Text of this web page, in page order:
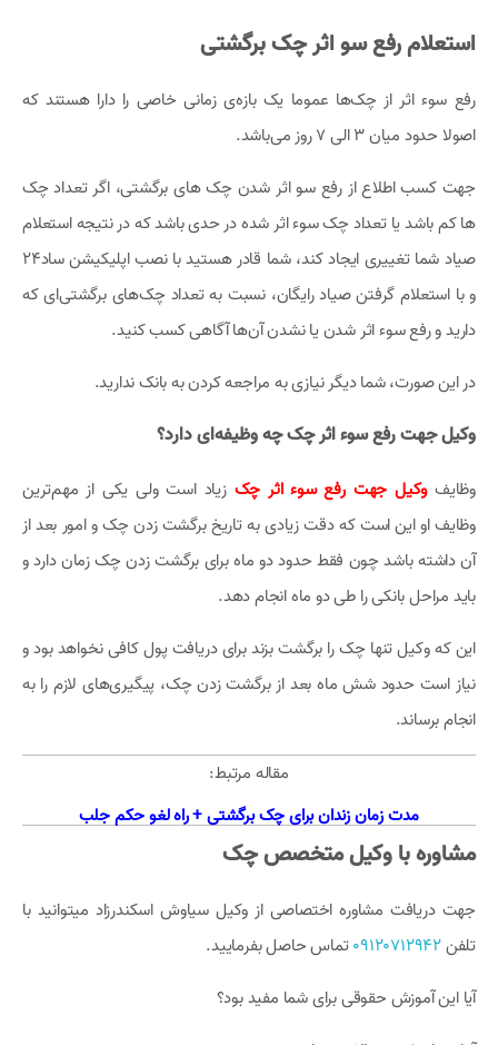
استعلام رفع سو اثر چک برگشتی
رفع سوء اثر از چک‌ها عموما یک بازه‌ی زمانی خاصی را دارا هستند که
اصولا حدود میان 3 الی 7 روز می‌باشد.
جهت کسب اطلاع از رفع سو اثر شدن چک های برگشتی، اگر تعداد چک
ها کم باشد یا تعداد چک سوء اثر شده در حدی باشد که در نتیجه استعلام
صیاد شما تغییری ایجاد کند، شما قادر هستید با نصب اپلیکیشن ساد24
و با استعلام گرفتن صیاد رایگان، نسبت به تعداد چک‌های برگشتی‌ای که
دارید و رفع سوء اثر شدن یا نشدن آن‌ها آگاهی کسب کنید.
در این صورت، شما دیگر نیازی به مراجعه کردن به بانک ندارید.
وکیل جهت رفع سوء اثر چک چه وظیفه‌ای دارد؟
وظایفوکیل جهت رفع سوء اثر چک زیاد است ولی یکی از مهم‌ترین
وظایف او این است که دقت زیادی به تاریخ برگشت زدن چک و امور بعد از
آن داشته باشد چون فقط حدود دو ماه برای برگشت زدن چک زمان دارد و
باید مراحل بانکی را طی دو ماه انجام دهد.
این که وکیل تنها چک را برگشت بزند برای دریافت پول کافی نخواهد بود و
نیاز است حدود شش ماه بعد از برگشت زدن چک، پیگیری‌های لازم را به
انجام برساند.
مقاله مرتبط:
مدت زمان زندان برای چک برگشتی + راه لغو حکم جلب
مشاوره با وکیل متخصص چک
جهت دریافت مشاوره اختصاصی از وکیل سیاوش اسکندرزاد میتوانید با
تلفن09120712942تماس حاصل بفرمایید.
آیا این آموزش حقوقی برای شما مفید بود؟